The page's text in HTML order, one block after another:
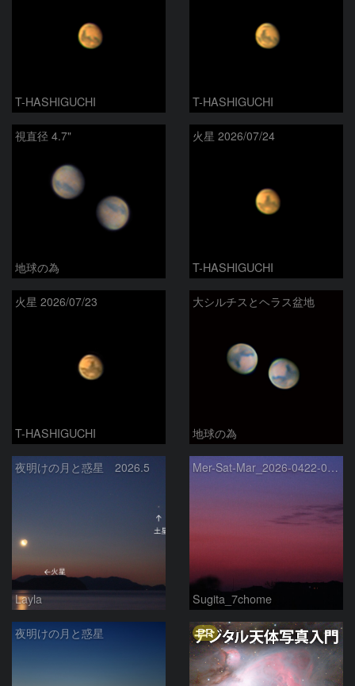
T-HASHIGUCHI T-HASHIGUCHI
視直径 4.7"
地球の為
火星 2026/07/24
T-HASHIGUCHI
火星 2026/07/23
T-HASHIGUCHI
大シルチスとヘラス盆地
地球の為
夜明けの月と惑星 2026.5
Layla
Mer-Sat-Mar_2026-0422-0430
Sugita_7chome
夜明けの月と惑星 PR